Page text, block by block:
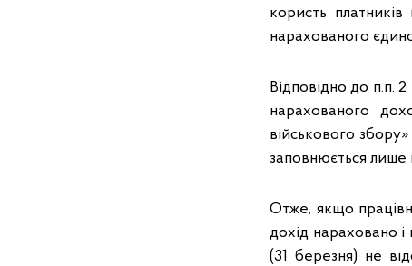
користь
нарахованого
Відповідно до п.п.
нарахованого
військового
заповнюється лише
Отже, якщо
дохід нараховано
(31 березня) не